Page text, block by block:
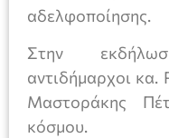
αδελφοποίησης.
Στην
αντιδήμαρχοι
Μαστοράκης
κόσμου.